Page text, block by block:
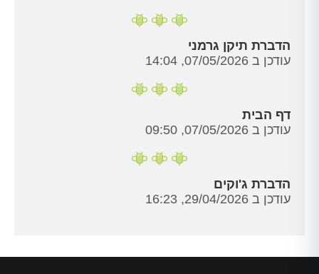
הדברת תיקן גרמני
עודכן ב 07/05/2026, 14:04
דף הבית
עודכן ב 07/05/2026, 09:50
הדברת ג'וקים
עודכן ב 29/04/2026, 16:23